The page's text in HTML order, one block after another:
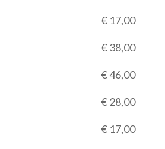
€ 17,00
€ 38,00
€ 46,00
€ 28,00
€ 17,00